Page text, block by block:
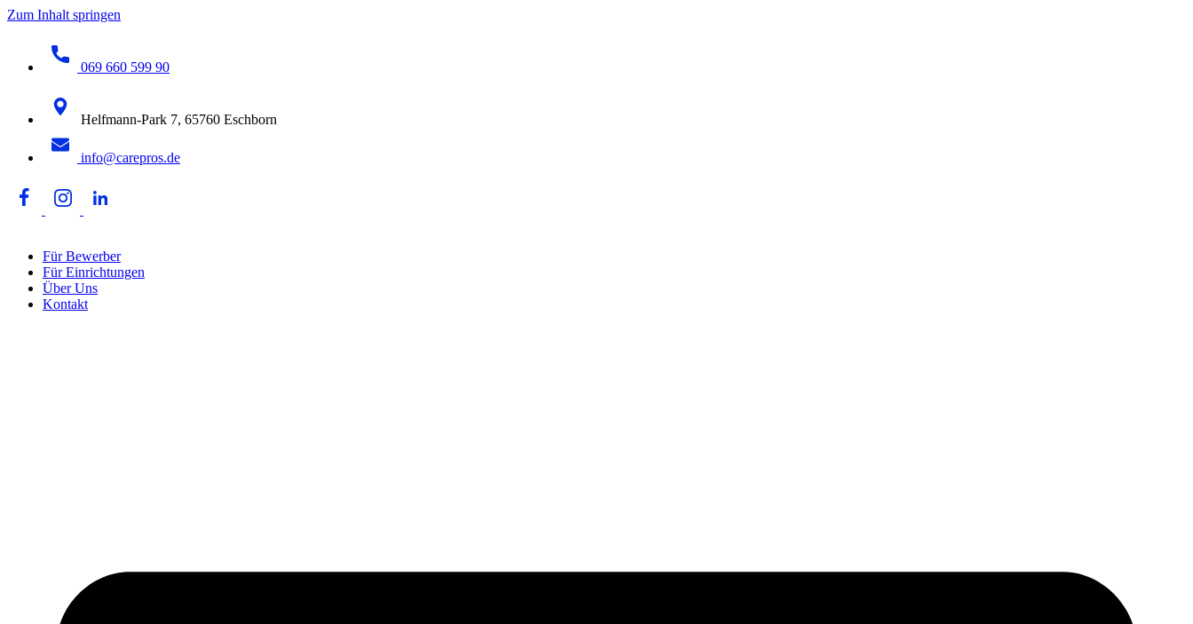
Zum Inhalt springen
069 660 599 90
Helfmann-Park 7, 65760 Eschborn
info@carepros.de
Für Bewerber
Für Einrichtungen
Über Uns
Kontakt